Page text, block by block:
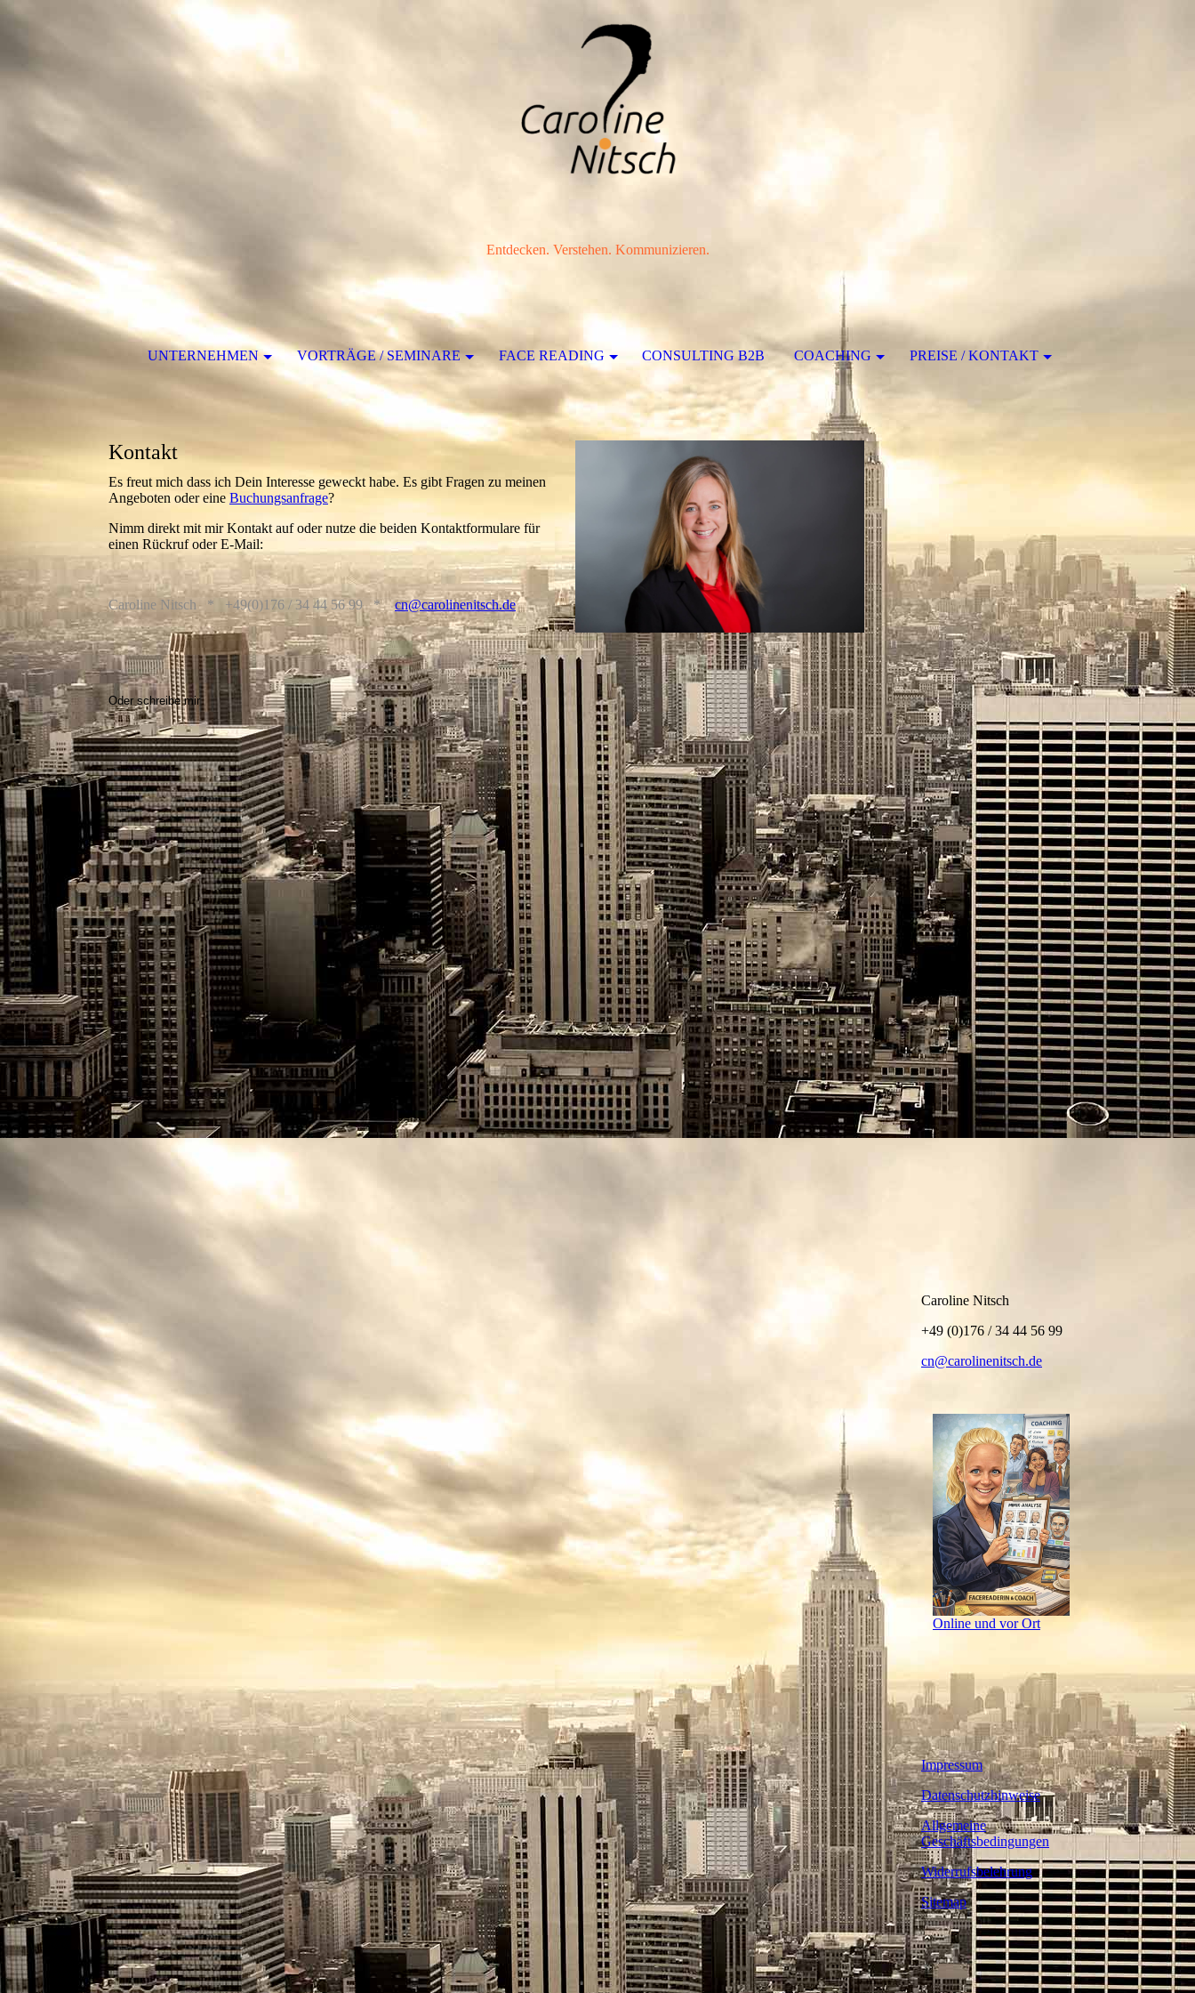
Entdecken. Verstehen. Kommunizieren.
UNTERNEHMEN VORTRÄGE / SEMINARE FACE READING CONSULTING B2B COACHING PREISE / KONTAKT
Kontakt
Es freut mich dass ich Dein Interesse geweckt habe. Es gibt Fragen zu meinen
Angeboten oder eine Buchungsanfrage?
Nimm direkt mit mir Kontakt auf oder nutze die beiden Kontaktformulare für
einen Rückruf oder E-Mail:
Caroline Nitsch * +49(0)176 / 34 44 56 99 *cn@carolinenitsch.de
Oder schreibe mir
Caroline Nitsch
+49 (0)176 / 34 44 56 99
cn@carolinenitsch.de
Online und vor Ort
Impressum
Datenschutzhinweise
Allgemeine
Geschäftsbedingungen
Widerrufsbelehrung
Sitemap